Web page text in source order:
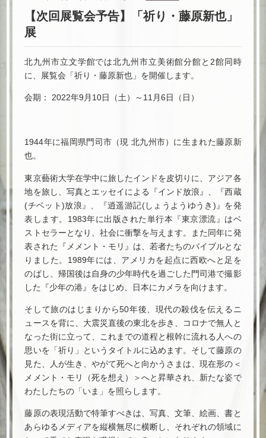
【次回展覧会予告】「祈り・藤原新也」
展
北九州市立文学館では北九州市立美術館分館と2館同時
に、展覧会「祈り・藤原新也」を開催します。
会期： 2022年9月10日（土）～11月6日（日）
1944年に福岡県門司市（現 北九州市）に生まれた藤原新
也。
東京藝術大学在学中に旅したインドを皮切りに、アジア各
地を旅し、写真とエッセイによる『インド放浪』、『西蔵
(チベット)放浪』、『逍遥游記(しょうようゆうき)』を発
表します。1983年に出版された単行本『東京漂流』はベ
ストセラーとなり、社会に衝撃を与えます。また同年に発
表された『メメント・モリ』は、若者たちのバイブルとな
りました。1989年には、アメリカを起点に西欧へと足を
のばし、帰国後は自身の少年時代を過ごした門司港で撮影
した『少年の港』をはじめ、日本にカメラを向けます。
そして旅のはじまりから50年後、現代の殺伐を伝えるニ
ュースを背に、大震災直後の東北を歩き、コロナで無人と
なった街に立って、これまでの道程と根幹に流れる人への
思いを「祈り」というタイトルに込めます。そして藤原の
見た、人が生き、やがて死へと向かうさまは、現在形の＜
メメント・モリ（死を想え）＞へと昇華され、新たな姿で
わたしたちの「いま」を照らします。
藤原の表現活動で特筆すべきは、写真、文筆、絵画、書と
あらゆるメディアを縦横無尽に横断し、それぞれの領域に